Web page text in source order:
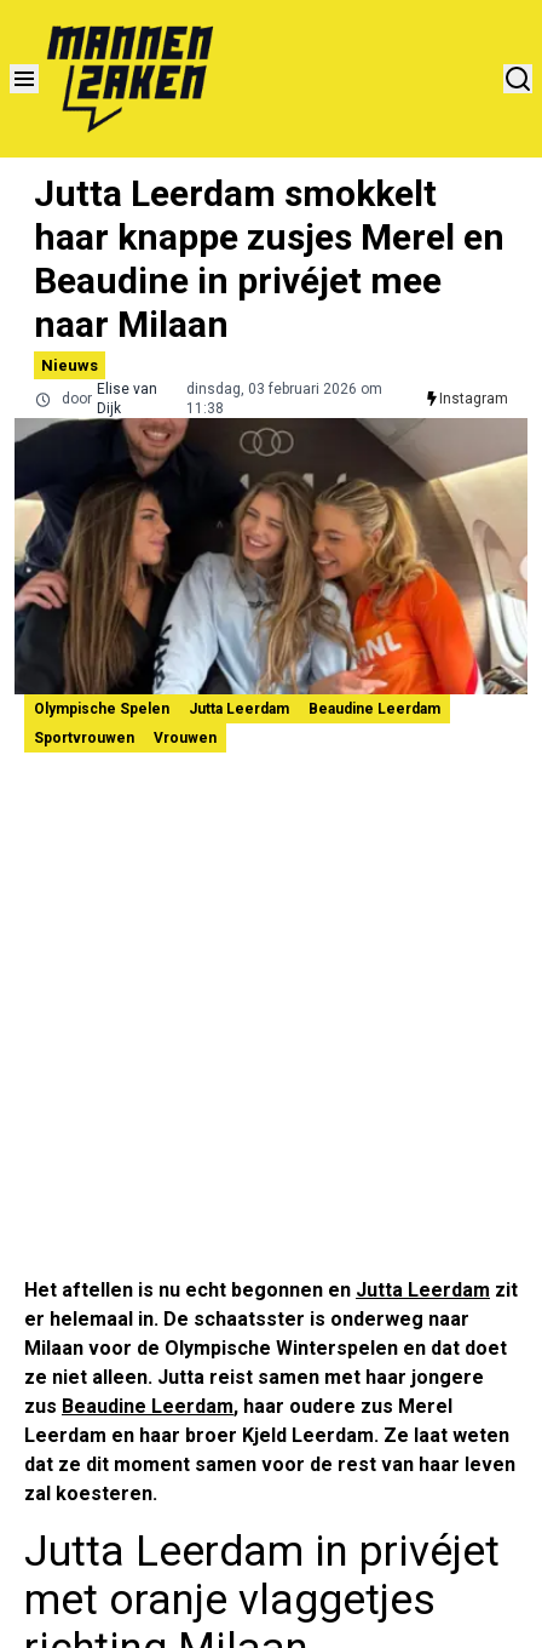
Jutta Leerdam smokkelt
haar knappe zusjes Merel en
Beaudine in privéjet mee
naar Milaan
Nieuws
door
Elise van
Dijk
dinsdag, 03 februari 2026 om
11:38
Instagram
Olympische Spelen Jutta Leerdam
Beaudine Leerdam
Sportvrouwen
Vrouwen
Het aftellen is nu echt begonnen en Jutta Leerdam zit
er helemaal in. De schaatsster is onderweg naar
Milaan voor de Olympische Winterspelen en dat doet
ze niet alleen. Jutta reist samen met haar jongere
zus Beaudine Leerdam, haar oudere zus Merel
Leerdam en haar broer Kjeld Leerdam. Ze laat weten
dat ze dit moment samen voor de rest van haar leven
zal koesteren.
Jutta Leerdam in privéjet
met oranje vlaggetjes